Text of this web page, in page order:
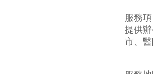
服務
提供
市、